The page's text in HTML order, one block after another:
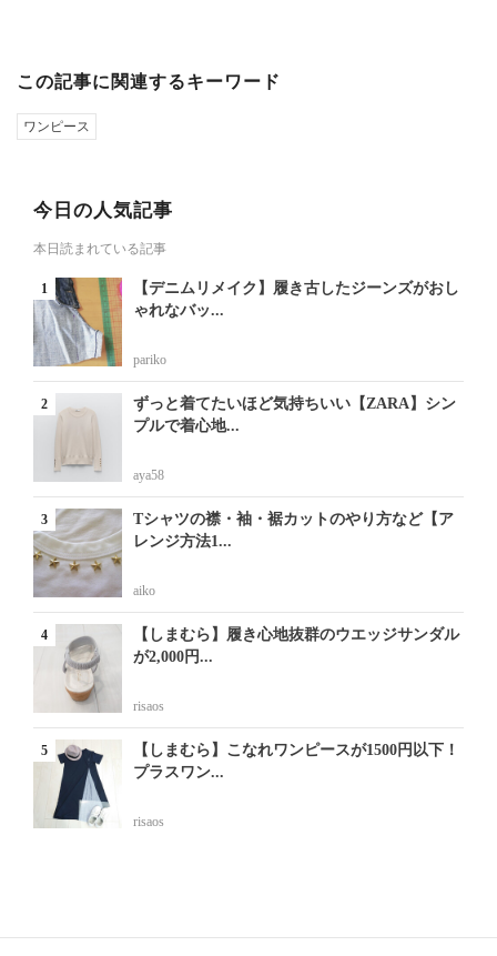
この記事に関連するキーワード
ワンピース
今日の人気記事
本日読まれている記事
【デニムリメイク】履き古したジーンズがおし
ゃれなバッ...
pariko
ずっと着てたいほど気持ちいい【ZARA】シン
プルで着心地...
aya58
Tシャツの襟・袖・裾カットのやり方など【ア
レンジ方法1...
aiko
【しまむら】履き心地抜群のウエッジサンダル
が2,000円...
risaos
【しまむら】こなれワンピースが1500円以下！
プラスワン...
risaos